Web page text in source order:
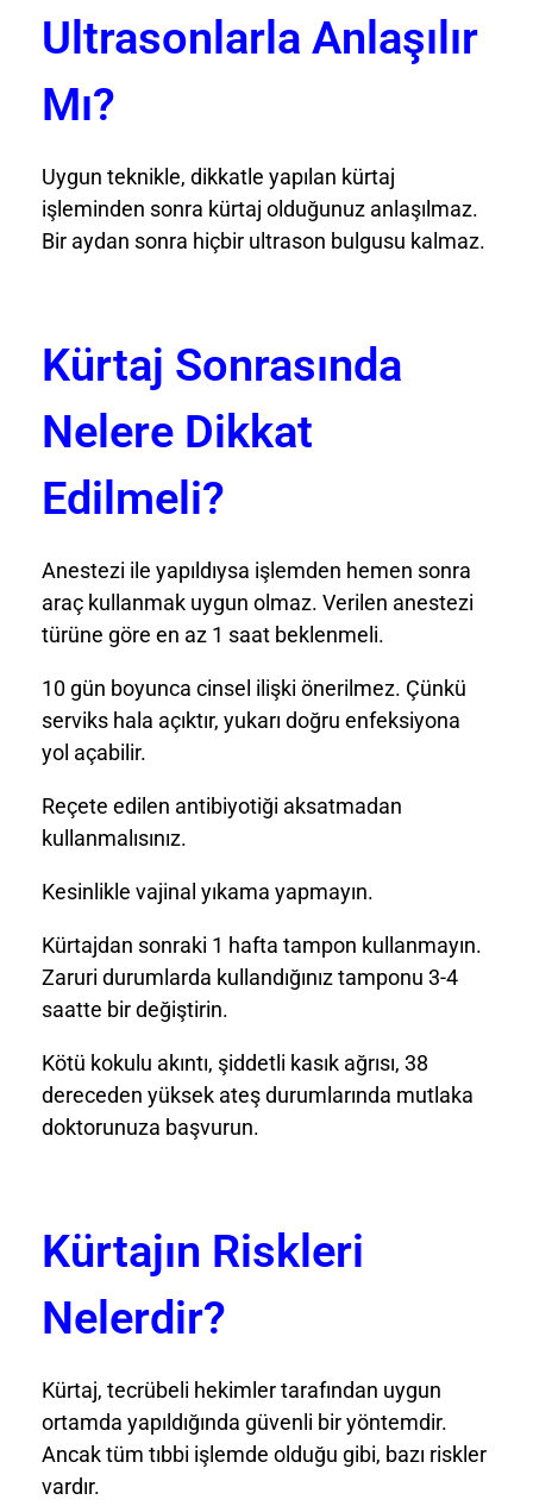
Ultrasonlarla Anlaşılır
Mı?
Uygun teknikle, dikkatle yapılan kürtaj
işleminden sonra kürtaj olduğunuz anlaşılmaz.
Bir aydan sonra hiçbir ultrason bulgusu kalmaz.
Kürtaj Sonrasında
Nelere Dikkat
Edilmeli?
Anestezi ile yapıldıysa işlemden hemen sonra
araç kullanmak uygun olmaz. Verilen anestezi
türüne göre en az 1 saat beklenmeli.
10 gün boyunca cinsel ilişki önerilmez. Çünkü
serviks hala açıktır, yukarı doğru enfeksiyona
yol açabilir.
Reçete edilen antibiyotiği aksatmadan
kullanmalısınız.
Kesinlikle vajinal yıkama yapmayın.
Kürtajdan sonraki 1 hafta tampon kullanmayın.
Zaruri durumlarda kullandığınız tamponu 3-4
saatte bir değiştirin.
Kötü kokulu akıntı, şiddetli kasık ağrısı, 38
dereceden yüksek ateş durumlarında mutlaka
doktorunuza başvurun.
Kürtajın Riskleri
Nelerdir?
Kürtaj, tecrübeli hekimler tarafından uygun
ortamda yapıldığında güvenli bir yöntemdir.
Ancak tüm tıbbi işlemde olduğu gibi, bazı riskler
vardır.